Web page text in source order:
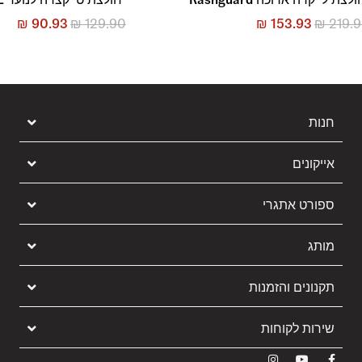
₪
₪ 153.93
₪129.90
₪ 90.93
חנות
אייקונים
ספורט אתגרי
מותג
תקנונים והזמנות
שירות לקוחות